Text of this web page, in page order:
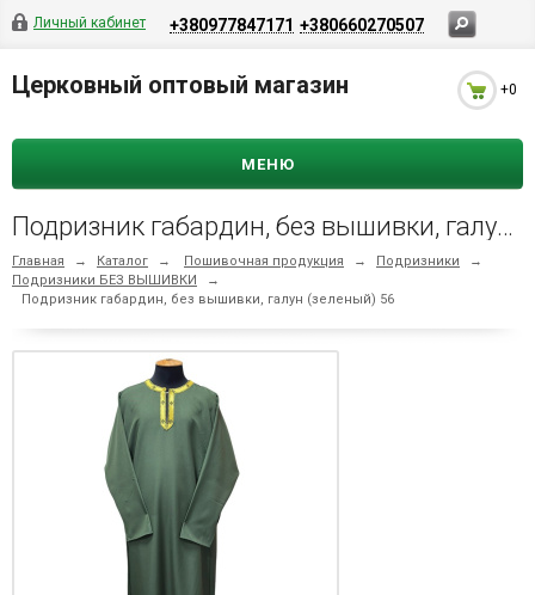
Личный кабинет +380977847171 +380660270507
Церковный оптовый магазин +0
МЕНЮ
Подризник габардин, без вышивки, галун (зеленый) 56
Главная → Каталог → Пошивочная продукция → Подризники
→
Подризники БЕЗ ВЫШИВКИ
→
Подризник габардин, без вышивки, галун (зеленый) 56